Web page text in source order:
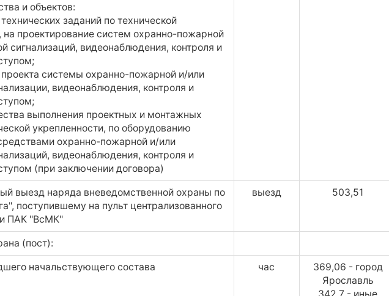
и объектов:
заданий по технической
на проектирование систем охранно-пожарной
сигнализаций, видеонаблюдения, контроля и
проекта системы охранно-пожарной и/или
видеонаблюдения, контроля и
выполнения проектных и монтажных
укрепленности, по оборудованию
охранно-пожарной и/или
видеонаблюдения, контроля и
(при заключении договора)
выезд наряда вневедомственной охраны по
поступившему на пульт централизованного
ПАК "ВсМК"
выезд 503,51
(пост):
начальствующего состава час
369,06 - город
Ярославль